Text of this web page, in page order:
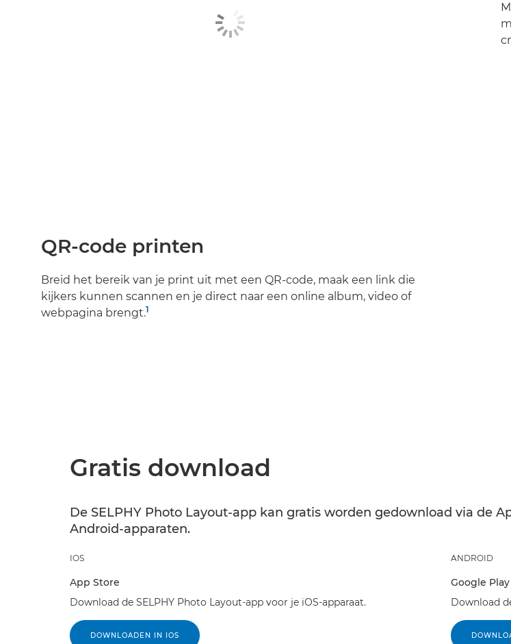
QR-code printen
Breid het bereik van je print uit met een QR-code, maak een link die
kijkers kunnen scannen en je direct naar een online album, video of
webpagina brengt.1
Gratis download
De SELPHY Photo Layout-app kan gratis worden gedownload via de
Android-apparaten.
IOS
App Store
Download de SELPHY Photo Layout-app voor je iOS-apparaat.
DOWNLOADEN IN IOS
ANDROID
Google Play
Download